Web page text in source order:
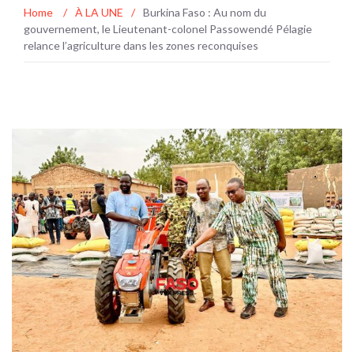
Passowendé Pélagie relance
l’agriculture dans les zones reconquises
Home / À LA UNE / Burkina Faso : Au nom du
gouvernement, le Lieutenant-colonel Passowendé Pélagie
relance l’agriculture dans les zones reconquises